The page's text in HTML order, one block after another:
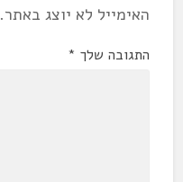
האימייל לא יוצג באתר.
התגובה שלך *